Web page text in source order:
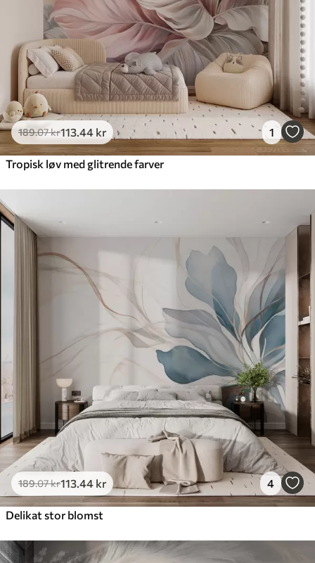
Premium vinyl
.67310 .00kr/m²
Peel and Stick
666.67400.00kr/m²
189.07kr113 .44 kr 1
Tropisk løv med glitrende farver
189.07kr113 .44 kr 4
Delikat stor blomst